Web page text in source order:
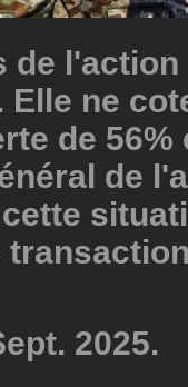
de
ne
de 56%
de
2025.